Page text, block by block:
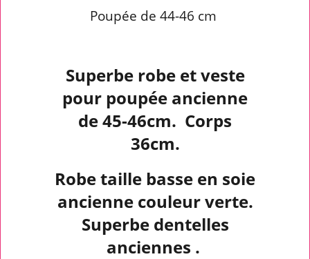
Poupée de 44-46 cm
Superbe robe et veste
pour poupée ancienne
de 45-46cm. Corps
36cm.
Robe taille basse en soie
ancienne couleur verte.
Superbe dentelles
anciennes .